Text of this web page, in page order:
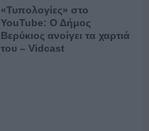
«Τυπολογίες» στο
YouTube: Ο Δήμος
Βερύκιος ανοίγει τα χαρτιά
του – Vidcast